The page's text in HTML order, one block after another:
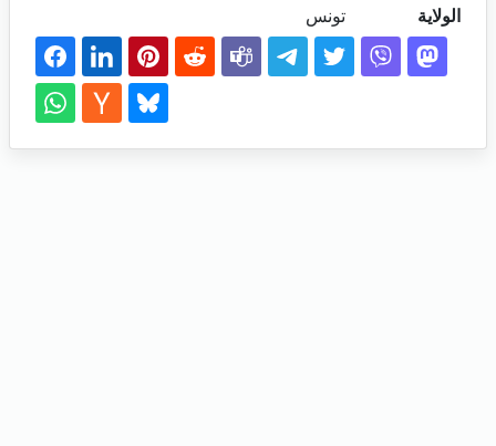
الولاية
تونس